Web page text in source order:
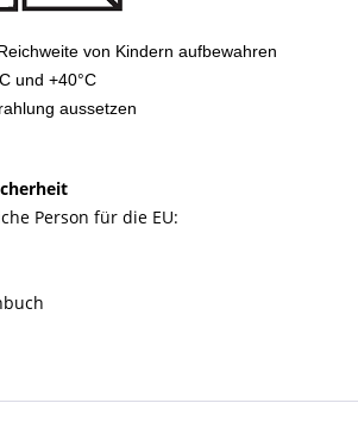
von Kindern aufbewahren
und +40°C
aussetzen
Person für die EU: